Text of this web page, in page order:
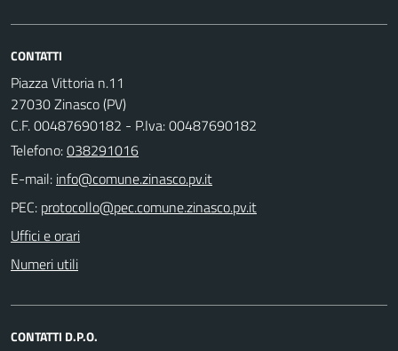
CONTATTI
Piazza Vittoria n.11
27030 Zinasco (PV)
C.F. 00487690182 - P.Iva: 00487690182
Telefono:038291016
E-mail:
PEC:
Uffici e orari
Numeri utili
CONTATTI D.P.O.